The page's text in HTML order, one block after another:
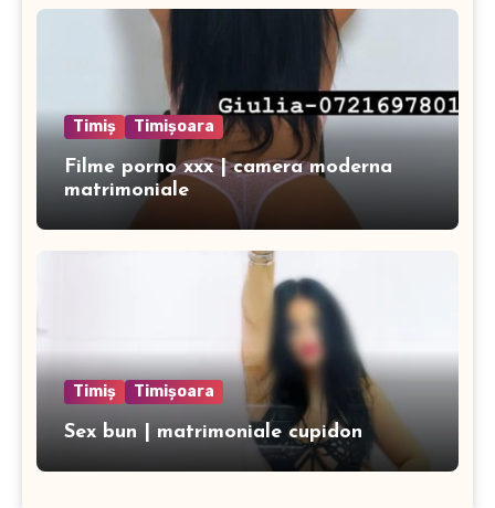
Timiș Timișoara
Filme porno xxx | camera moderna
matrimoniale
Timiș Timișoara
Sex bun | matrimoniale cupidon